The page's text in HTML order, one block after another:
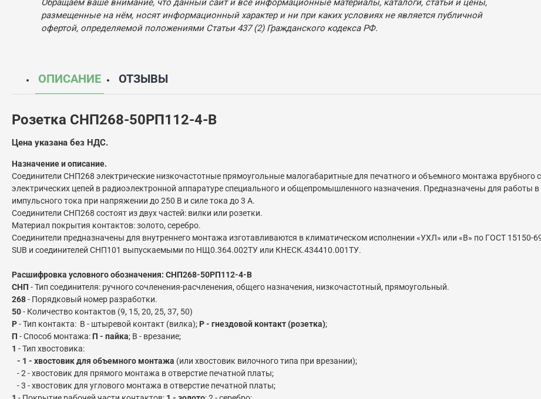
Обращаем ваше внимание, что данный сайт и все информационные материалы, каталоги, статьи и цены,
размещенные на нём, носят информационный характер и ни при каких условиях не является публичной
офертой, определяемой положениями Статьи 437 (2) Гражданского кодекса РФ.
ОПИСАНИЕ ОТЗЫВЫ
Розетка СНП268-50РП112-4-В
Цена указана без НДС.
Назначение и описание.
Соединители СНП268 электрические низкочастотные прямоугольные малогабаритные для печатного и объемного монтажа врубного
электрических цепей в радиоэлектронной аппаратуре специального и общепромышленного назначения. Предназначены для работы в
импульсного тока при напряжении до 250 В и силе тока до 3 А.
Соединители СНП268 состоят из двух частей: вилки или розетки.
Материал покрытия контактов: золото, серебро.
Соединители предназначены для внутреннего монтажа изготавливаются в климатическом исполнении «УХЛ» или «В» по ГОСТ 15150-
SUB и соединителей СНП101 выпускаемыми по НЩ0.364.002ТУ или КНЕСК.434410.001ТУ.
Расшифровка условного обозначения: СНП268-50РП112-4-В
СНП - Тип соединителя: ручного сочленения-расчленения, общего назначения, низкочастотный, прямоугольный.
268- Порядковый номер разработки.
50- Количество контактов (9, 15, 20, 25, 37, 50)
Р- Тип контакта: В - штыревой контакт (вилка); Р - гнездовой контакт (розетка);
П - Способ монтажа: П - пайка; В - врезание;
1 - Тип хвостовика:
- 1 - хвостовик для объемного монтажа (или хвостовик вилочного типа при врезании);
- 2 - хвостовик для прямого монтажа в отверстие печатной платы;
- 3 - хвостовик для углового монтажа в отверстие печатной платы;